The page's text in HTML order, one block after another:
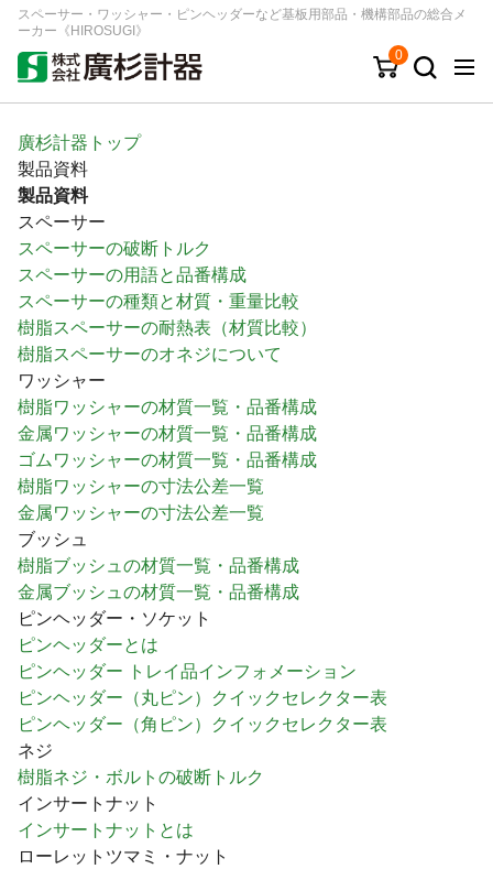
スペーサー・ワッシャー・ピンヘッダーなど基板用部品・機構部品の総合メ
ーカー《HIROSUGI》
0
商品カテゴリから探す
ジャンルから探す
シリーズから探す
ログイン
注文・見積りについて
ご利用ガイド
お問い合わせ窓口
会社情報
廣杉計器トップ
製品資料
製品資料
スペーサー
スペーサーの破断トルク
スペーサーの用語と品番構成
スペーサーの種類と材質・重量比較
樹脂スペーサーの耐熱表（材質比較）
樹脂スペーサーのオネジについて
ワッシャー
樹脂ワッシャーの材質一覧・品番構成
金属ワッシャーの材質一覧・品番構成
ゴムワッシャーの材質一覧・品番構成
樹脂ワッシャーの寸法公差一覧
金属ワッシャーの寸法公差一覧
ブッシュ
樹脂ブッシュの材質一覧・品番構成
金属ブッシュの材質一覧・品番構成
ピンヘッダー・ソケット
ピンヘッダーとは
ピンヘッダー トレイ品インフォメーション
ピンヘッダー（丸ピン）クイックセレクター表
ピンヘッダー（角ピン）クイックセレクター表
ネジ
樹脂ネジ・ボルトの破断トルク
インサートナット
インサートナットとは
ローレットツマミ・ナット